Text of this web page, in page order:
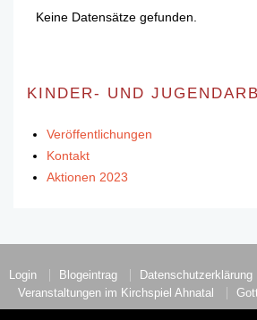
Keine Datensätze gefunden.
KINDER- UND
Veröffentlichungen
Kontakt
Aktionen 2023
Login Blogeintrag Datenschutzerklärung
Veranstaltungen im Kirchspiel Ahnatal